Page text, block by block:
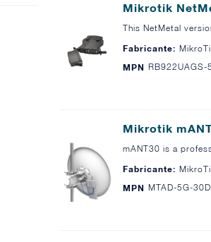
Mikrotik
This NetMetal
Fabricante:
MPN
Mikrotik
mANT30 is a
Fabricante:
MPN MTAD-5G-